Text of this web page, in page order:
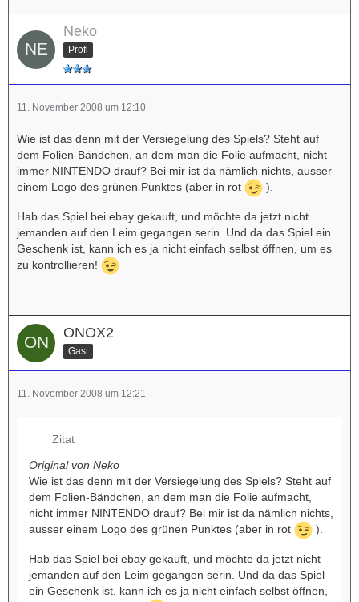
Neko
Profi
11. November 2008 um 12:10
Wie ist das denn mit der Versiegelung des Spiels? Steht auf
dem Folien-Bändchen, an dem man die Folie aufmacht, nicht
immer NINTENDO drauf? Bei mir ist da nämlich nichts, ausser
einem Logo des grünen Punktes (aber in rot
).
Hab das Spiel bei ebay gekauft, und möchte da jetzt nicht
jemanden auf den Leim gegangen serin. Und da das Spiel ein
Geschenk ist, kann ich es ja nicht einfach selbst öffnen, um es
zu kontrollieren!
ONOX2
Gast
11. November 2008 um 12:21
Zitat
Original von Neko
Wie ist das denn mit der Versiegelung des Spiels? Steht auf
dem Folien-Bändchen, an dem man die Folie aufmacht,
nicht immer NINTENDO drauf? Bei mir ist da nämlich nichts,
ausser einem Logo des grünen Punktes (aber in rot
).
Hab das Spiel bei ebay gekauft, und möchte da jetzt nicht
jemanden auf den Leim gegangen serin. Und da das Spiel
ein Geschenk ist, kann ich es ja nicht einfach selbst öffnen,